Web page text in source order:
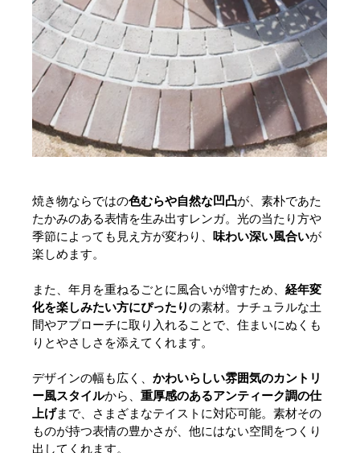
焼き物ならではの色むらや自然な凹凸が、素朴であた
たかみのある表情を生み出すレンガ。光の当たり方や
季節によっても見え方が変わり、味わい深い風合いが
楽しめます。
また、年月を重ねるごとに風合いが増すため、経年変
化を楽しみたい方にぴったりの素材。ナチュラルな土
間やアプローチに取り入れることで、住まいにぬくも
りとやさしさを添えてくれます。
デザインの幅も広く、かわいらしい雰囲気のカントリ
ー風スタイルから、重厚感のあるアンティーク調の仕
上げまで、さまざまなテイストに対応可能。素材その
ものが持つ表情の豊かさが、他にはない空間をつくり
出してくれます。